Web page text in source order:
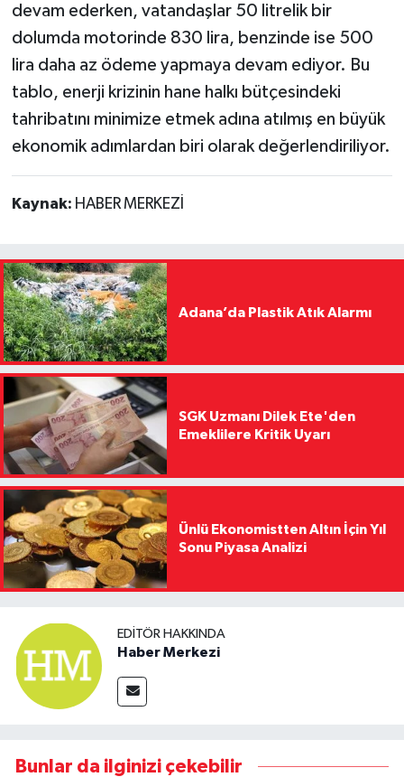
devam ederken, vatandaşlar 50 litrelik bir
dolumda motorinde 830 lira, benzinde ise 500
lira daha az ödeme yapmaya devam ediyor. Bu
tablo, enerji krizinin hane halkı bütçesindeki
tahribatını minimize etmek adına atılmış en büyük
ekonomik adımlardan biri olarak değerlendiriliyor.
Kaynak: HABER MERKEZİ
Adana’da Plastik Atık Alarmı
SGK Uzmanı Dilek Ete'den
Emeklilere Kritik Uyarı
Ünlü Ekonomistten Altın İçin Yıl
Sonu Piyasa Analizi
EDITÖR HAKKINDA
Haber Merkezi
Bunlar da ilginizi çekebilir